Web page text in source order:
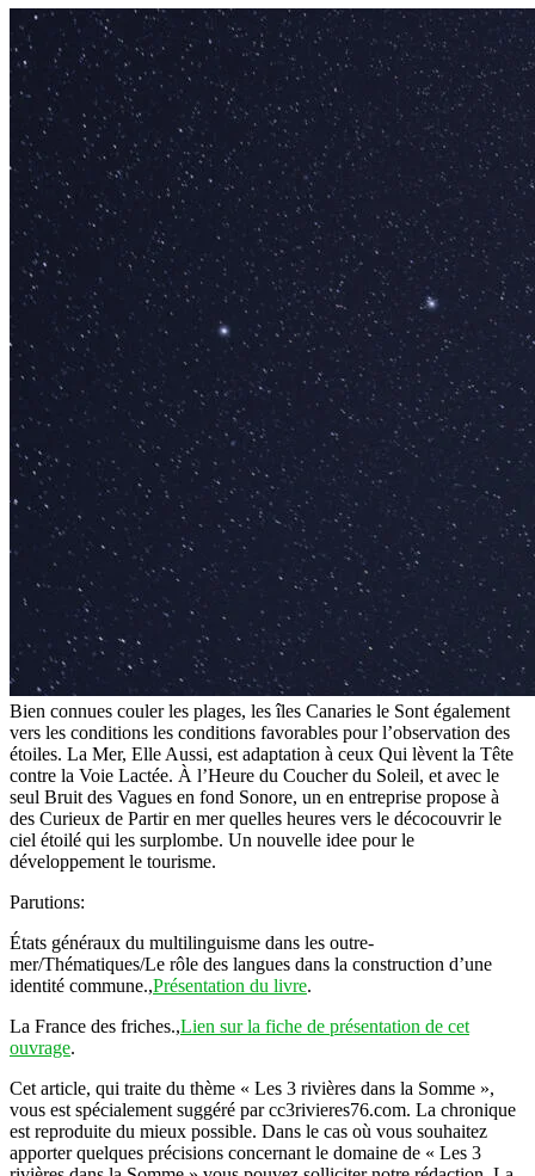
Bien connues couler les plages, les îles Canaries le Sont également
vers les conditions les conditions favorables pour l’observation des
étoiles. La Mer, Elle Aussi, est adaptation à ceux Qui lèvent la Tête
contre la Voie Lactée. À l’Heure du Coucher du Soleil, et avec le
seul Bruit des Vagues en fond Sonore, un en entreprise propose à
des Curieux de Partir en mer quelles heures vers le décocouvrir le
ciel étoilé qui les surplombe. Un nouvelle idee pour le
développement le tourisme.
Parutions:
États généraux du multilinguisme dans les outre-
mer/Thématiques/Le rôle des langues dans la construction d’une
identité commune.,Présentation du livre.
La France des friches.,Lien sur la fiche de présentation de cet
ouvrage.
Cet article, qui traite du thème « Les 3 rivières dans la Somme »,
vous est spécialement suggéré par cc3rivieres76.com. La chronique
est reproduite du mieux possible. Dans le cas où vous souhaitez
apporter quelques précisions concernant le domaine de « Les 3